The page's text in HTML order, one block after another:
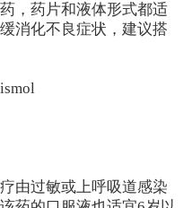
，药片和液体形式都适
消化不良症状，建议搭
由过敏或上呼吸道感染